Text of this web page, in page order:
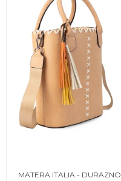
MATERA ITALIA - DURAZNO